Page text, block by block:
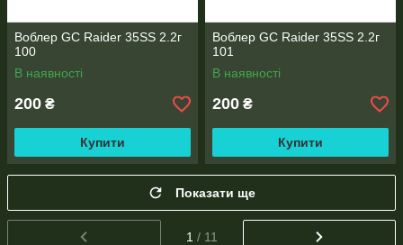
Воблер GC Raider 35SS 2.2г
100
В наявності
200 ₴
Купити
Воблер GC Raider 35SS 2.2г
101
В наявності
200 ₴
Купити
Показати ще
1 / 11